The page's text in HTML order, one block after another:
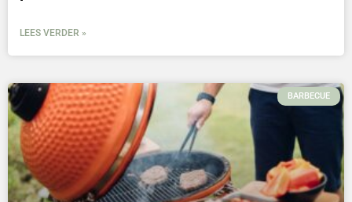
LEES VERDER »
BARBECUE